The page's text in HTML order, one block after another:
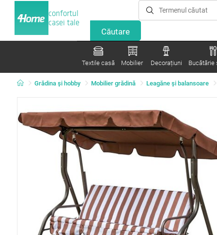
confortul
casei tale
Textile casă Mobilier Decorațiuni Bucătărie
Grădina şi hobby Mobilier grădină Leagăne şi balansoare